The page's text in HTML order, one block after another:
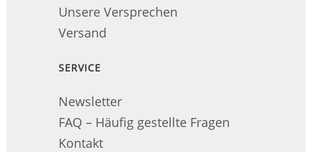
Unsere Versprechen
Versand
SERVICE
Newsletter
FAQ – Häufig gestellte Fragen
Kontakt